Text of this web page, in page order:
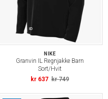
NIKE
Granvin IL Regnjakke Barn
Sort/Hvit
kr 637 kr 749